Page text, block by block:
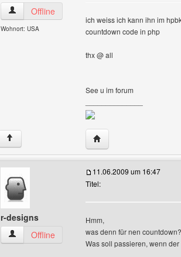
wdys Benutzer-Profile anzeigen
Offline
Wohnort: USA
ich weiss ich kann ihn im
countdown code in php
thx @ all
See u im forum
↑ Website dieses
r-designs
r-designs Benutzer-Profile anzeigen
Offline
11.06.2009 um 16:47
Titel:
Hmm,
was denn für nen countdown?
Was soll passieren, wenn